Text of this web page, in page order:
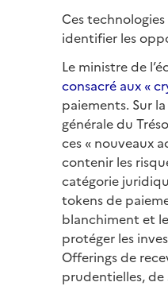
Ces
identifier les
Le ministre de
consacré aux «
paiements. Sur
générale du
ces « nouveaux
contenir les
catégorie
tokens de
blanchiment et
protéger les
Offerings de
prudentielles, de